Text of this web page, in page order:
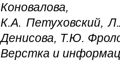
Коновалова,
К.А. Петуховский,
Денисова, Т.Ю.
Верстка и